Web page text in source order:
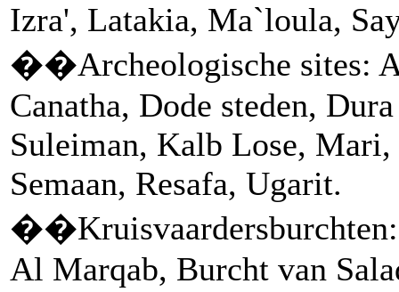
Izra', Latakia, Ma`loula,
��Archeologische sites:
Canatha, Dode steden,
Suleiman, Kalb Lose,
Semaan, Resafa, Ugarit.
��Kruisvaardersburchten:
Al Marqab, Burcht van